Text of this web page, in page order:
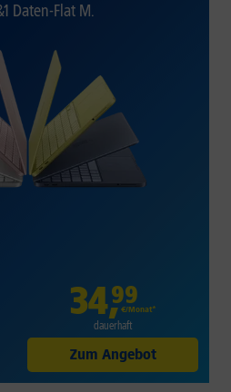
Daten-Flat M.
34,99
€/Monat*
dauerhaft
Zum Angebot